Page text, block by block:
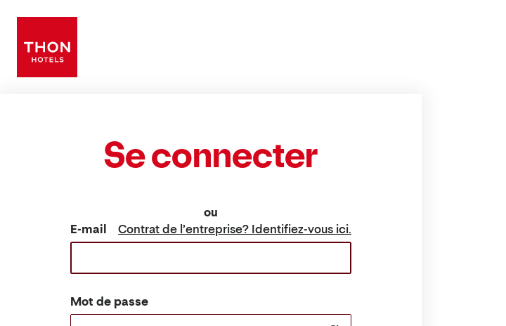
Se connecter
ou
E-mail
Contrat de l’entreprise? Identifiez-vous ici.
Mot de passe